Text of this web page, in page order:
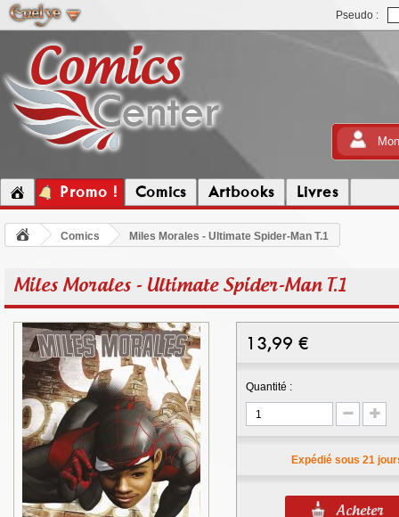
Pseudo :
Promo ! Comics Artbooks Livres
Comics Miles Morales - Ultimate Spider-Man T.1
Miles Morales - Ultimate Spider-Man T.1
13,99 €
Quantité :
Expédié sous 21